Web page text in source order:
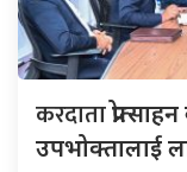
करदाता
उपभोक्तालाई